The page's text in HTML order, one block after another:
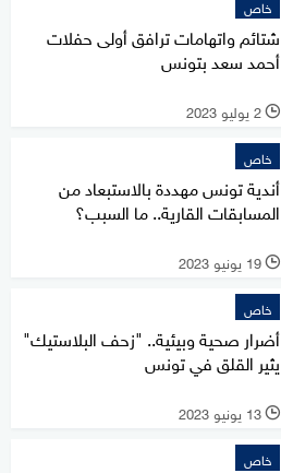
خاص
شتائم واتهامات ترافق أولى حفلات
أحمد سعد بتونس
l 2 يوليو 2023
خاص
أندية تونس مهددة بالاستبعاد من
المسابقات القارية.. ما السبب؟
l 19 يونيو 2023
خاص
أضرار صحية وبيئية.. "زحف البلاستيك"
يثير القلق في تونس
l 13 يونيو 2023
خاص